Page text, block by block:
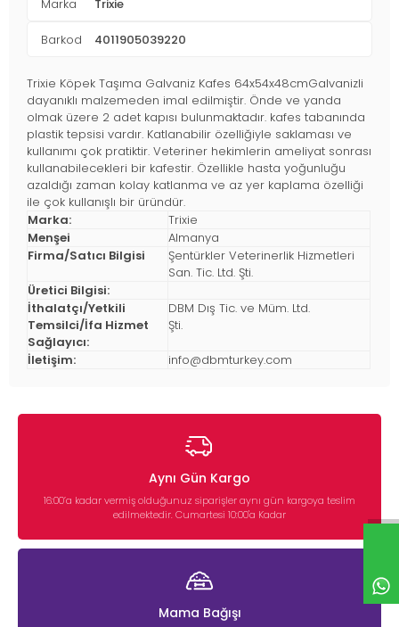
Marka Trixie
Barkod 4011905039220
Trixie Köpek Taşıma Galvaniz Kafes 64x54x48cmGalvanizli
dayanıklı malzemeden imal edilmiştir. Önde ve yanda
olmak üzere 2 adet kapısı bulunmaktadır. kafes tabanında
plastik tepsisi vardır. Katlanabilir özelliğiyle saklaması ve
kullanımı çok pratiktir. Veteriner hekimlerin ameliyat sonrası
kullanabilecekleri bir kafestir. Özellikle hasta yoğunluğu
azaldığı zaman kolay katlanma ve az yer kaplama özelliği
ile çok kullanışlı bir üründür.
Marka:
Trixie
Menşei
Almanya
Firma/Satıcı Bilgisi
Şentürkler Veterinerlik Hizmetleri
San. Tic. Ltd. Şti.
Üretici Bilgisi:
İthalatçı/Yetkili
Temsilci/İfa Hizmet
Sağlayıcı:
DBM Dış Tic. ve Müm. Ltd.
Şti.
İletişim: info@dbmturkey.com
Aynı Gün Kargo
16:00’a kadar vermiş olduğunuz siparişler aynı gün kargoya teslim
edilmektedir. Cumartesi 10:00'a Kadar
Mama Bağışı